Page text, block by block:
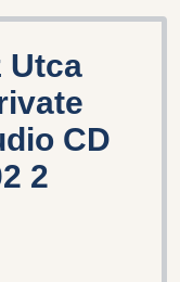
Utca
CD
2